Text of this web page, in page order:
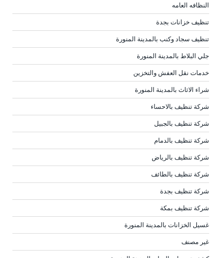
النظافه العامه
تنظيف خزانات بجدة
تنظيف سجاد وكنب بالمدينة المنورة
جلي البلاط بالمدينة المنورة
خدمات نقل العفش والتخزين
شراء الاثاث بالمدينة المنورة
شركة تنظيف بالاحساء
شركة تنظيف بالجبيل
شركة تنظيف بالدمام
شركة تنظيف بالرياض
شركة تنظيف بالطائف
شركة تنظيف بجدة
شركة تنظيف بمكة
غسيل الخزانات بالمدينة المنورة
غير مصنف